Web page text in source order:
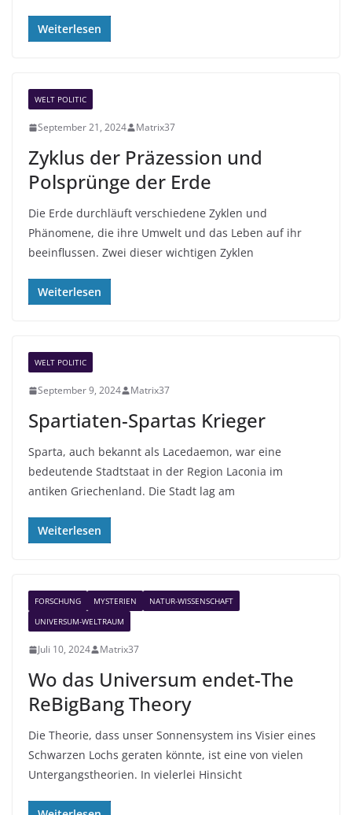
Weiterlesen
WELT POLITIC
September 21, 2024 Matrix37
Zyklus der Präzession und
Polsprünge der Erde
Die Erde durchläuft verschiedene Zyklen und
Phänomene, die ihre Umwelt und das Leben auf ihr
beeinflussen. Zwei dieser wichtigen Zyklen
Weiterlesen
WELT POLITIC
September 9, 2024 Matrix37
Spartiaten-Spartas Krieger
Sparta, auch bekannt als Lacedaemon, war eine
bedeutende Stadtstaat in der Region Laconia im
antiken Griechenland. Die Stadt lag am
Weiterlesen
FORSCHUNG MYSTERIEN
NATUR-WISSENSCHAFT
UNIVERSUM-WELTRAUM
Juli 10, 2024 Matrix37
Wo das Universum endet-The
ReBigBang Theory
Die Theorie, dass unser Sonnensystem ins Visier eines
Schwarzen Lochs geraten könnte, ist eine von vielen
Untergangstheorien. In vielerlei Hinsicht